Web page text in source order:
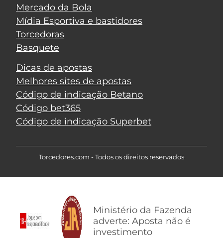
Mercado da Bola
Mídia Esportiva e bastidores
Torcedoras
Basquete
Dicas de apostas
Melhores sites de apostas
Código de indicação Betano
Código bet365
Código de indicação Superbet
Torcedores.com - Todos os direitos reservados
Ministério da Fazenda
adverte: Aposta não é
investimento